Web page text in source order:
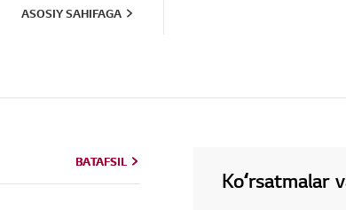
ASOSIY SAHIFAGA
BATAFSIL
BATAFSIL
Koʻrsatmalar